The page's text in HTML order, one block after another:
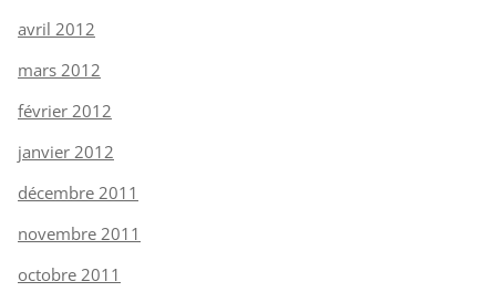
avril 2012
mars 2012
février 2012
janvier 2012
décembre 2011
novembre 2011
octobre 2011